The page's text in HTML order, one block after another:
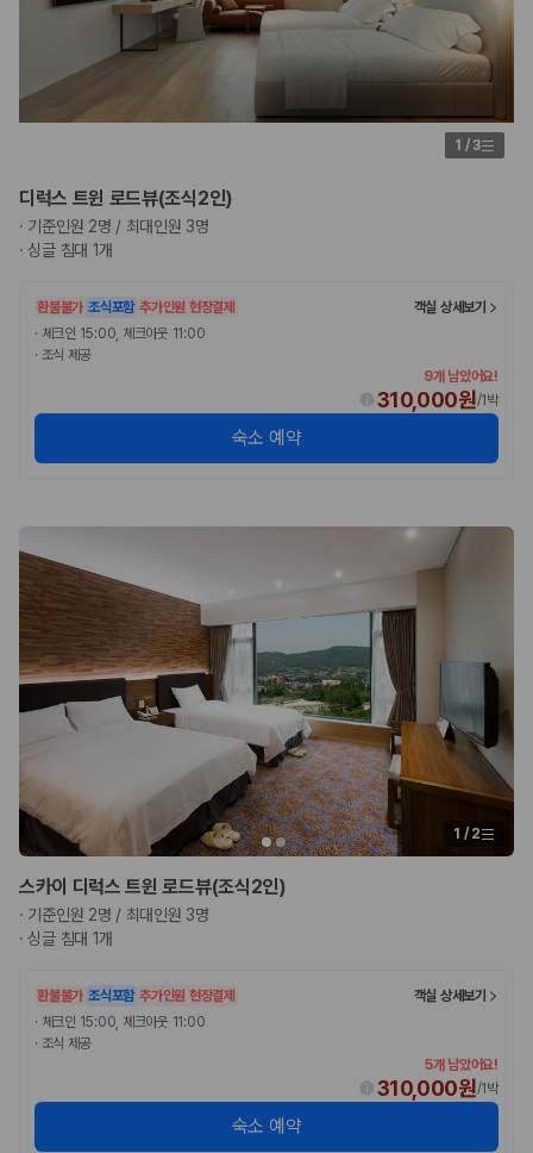
1 / 3
디럭스 트윈 로드뷰(조식2인)
· 기준인원 2명 / 최대인원 3명
·싱글 침대 1개
환불불가 조식포함 추가인원 현장결제
객실 상세보기
· 체크인 15:00, 체크아웃 11:00
· 조식 제공
9개 남았어요!
310,000원/1박
숙소 예약
1 / 2
스카이 디럭스 트윈 로드뷰(조식2인)
· 기준인원 2명 / 최대인원 3명
·싱글 침대 1개
환불불가 조식포함 추가인원 현장결제
객실 상세보기
· 체크인 15:00, 체크아웃 11:00
· 조식 제공
5개 남았어요!
310,000원/1박
숙소 예약